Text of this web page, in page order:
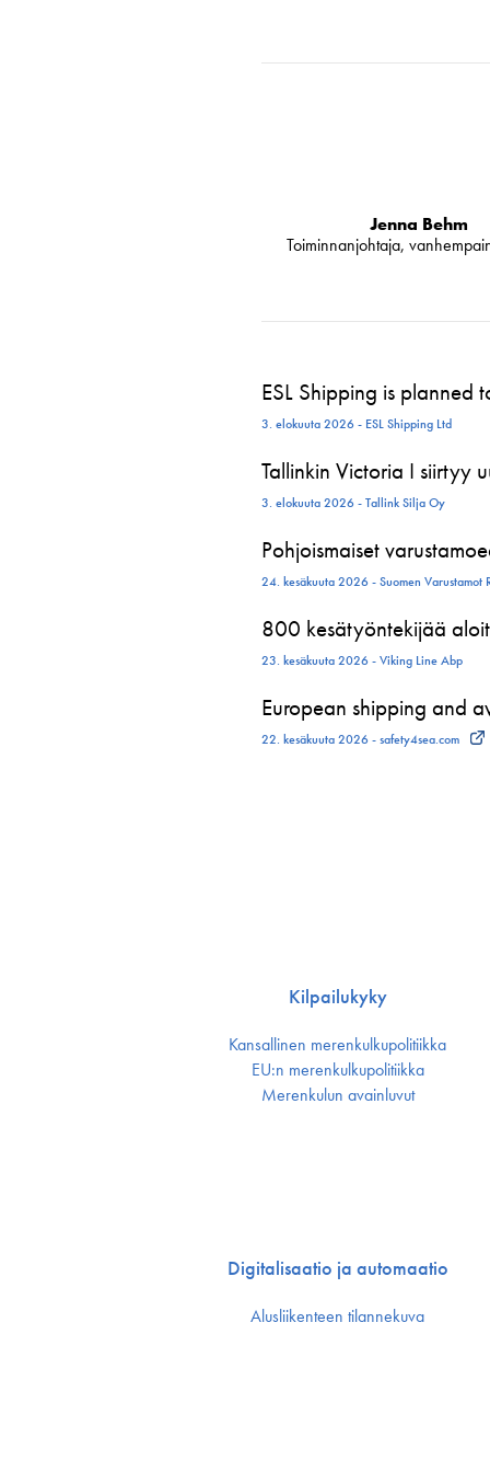
Jenna Behm
Toiminnanjohtaja,
ESL Shipping is planned
3. elokuuta 2026 - ESL Shipping Ltd
Tallinkin Victoria I siirtyy
3. elokuuta 2026 - Tallink Silja Oy
Pohjoismaiset
24. kesäkuuta 2026 - Suomen Varustamot
800 kesätyöntekijää
23. kesäkuuta 2026 - Viking Line Abp
European shipping and
22. kesäkuuta 2026 - safety4sea.com
Kilpailukyky
Kansallinen merenkulku­politiikka
EU:n merenkulku­politiikka
Merenkulun avainluvut
Digitalisaatio ja automaatio
Alusliikenteen tilannekuva